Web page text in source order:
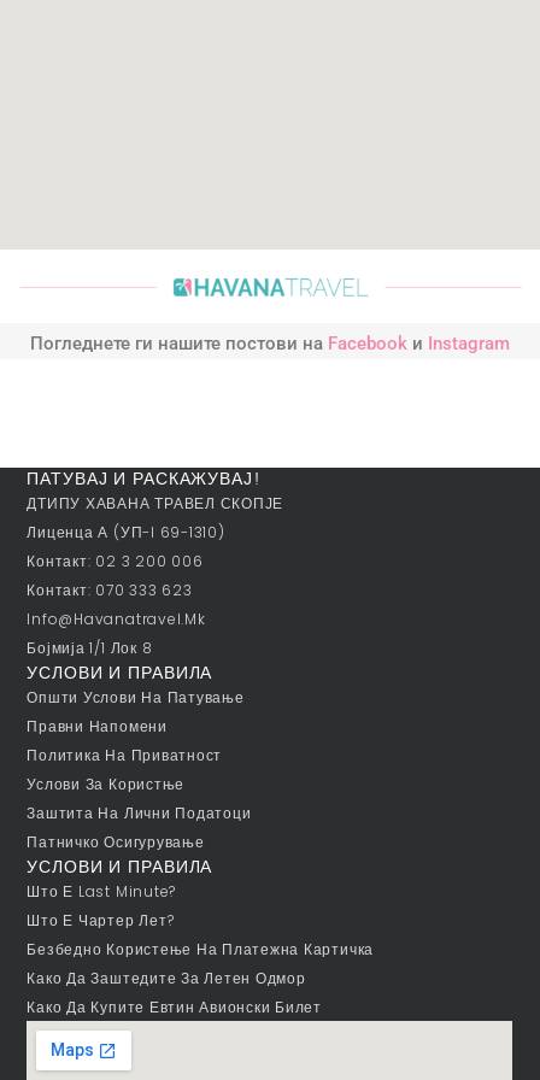
Погледнете ги нашите постови на Facebook и Instagram
ПАТУВАЈ И РАСКАЖУВАЈ!
ДТИПУ ХАВАНА ТРАВЕЛ СКОПЈЕ
Лиценца А (УП-I 69-1310)
Контакт: 02 3 200 006
Контакт: 070 333 623
Info@havanatravel.mk
Бојмија 1/1 Лок 8
УСЛОВИ И ПРАВИЛА
Општи Услови На Патување
Правни Напомени
Политика На Приватност
Услови За Користње
Заштита На Лични Податоци
Патничко Осигурување
УСЛОВИ И ПРАВИЛА
Што Е Last Minute?
Што Е Чартер Лет?
Безбедно Користење На Платежна Картичка
Како Да Заштедите За Летен Одмор
Како Да Купите Евтин Авионски Билет